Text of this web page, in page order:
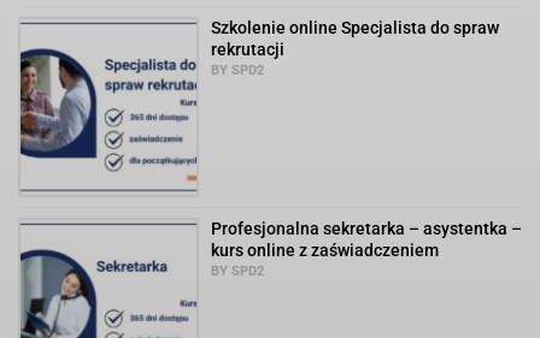
Szkolenie online Specjalista do spraw
rekrutacji
BY SPD2
Profesjonalna sekretarka – asystentka –
kurs online z zaświadczeniem
BY SPD2